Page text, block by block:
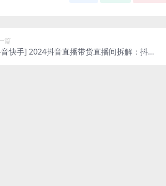
篇
快手] 2024抖音直播带货直播间拆解：抖店